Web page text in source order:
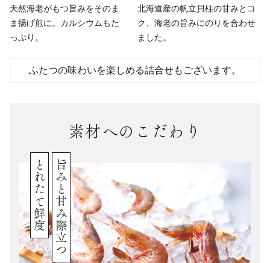
天然海老がもつ旨みをそのま
ま揚げ煎に。 カルシウムもた
っぷり。
北海道産の帆立貝柱の甘みとコ
ク、海老の旨みにのりを合わせ
ました。
ふたつの味わいを楽しめる詰合せもございます。
素材へのこだわり
旨みと甘み際立つ
とれたて鮮度